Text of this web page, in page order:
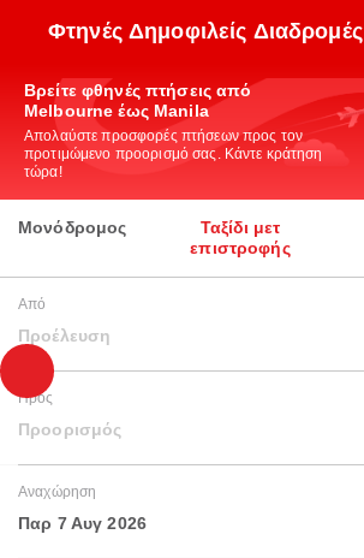
Φτηνές Δημοφιλείς Διαδρομές
Βρείτε φθηνές πτήσεις από
Melbourne έως Manila
Απολαύστε προσφορές πτήσεων προς τον
προτιμώμενο προορισμό σας. Κάντε κράτηση
τώρα!
Μονόδρομος
Ταξίδι μετ
επιστροφής
Από
Προέλευση
Προς
Προορισμός
Αναχώρηση
Παρ 7 Αυγ 2026